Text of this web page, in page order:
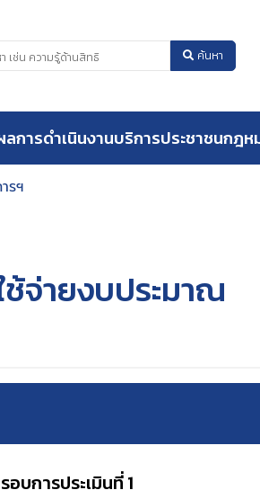
ค้นหา
ลการดำเนินงานบริการประชาชนกฎห
รฯ
จ่ายงบประมาณ
บการประเมินที่ 1